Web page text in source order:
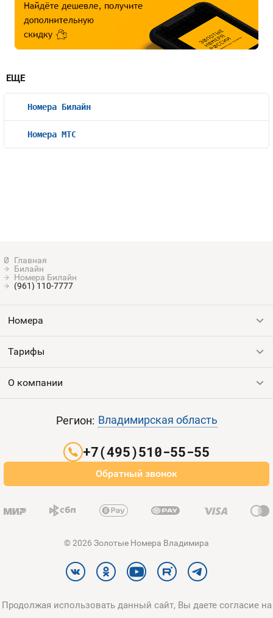
Билайн
Номера Билайн
(961) 110-7777
ЕЩЕ
Номера Билайн
Номера МТС
Номера
Все номера
Тарифы
Выгодные тарифы
О компании
Оплата и доставка
Регион: Владимирская область
+7(495)510-55-55
Обратный звонок
© 2026 Золотые Номера Владимира
Продолжая использовать данный сайт, Вы даете согласие на